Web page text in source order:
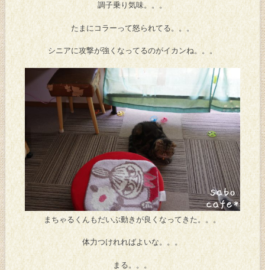
調子乗り気味。。。
たまにコラーって怒られてる。。。
シニアに攻撃が強くなってるのがイカンね。。。
まちゃるくんもだいぶ動きが良くなってきた。。。
体力つけれればよいな。。。
まる。。。